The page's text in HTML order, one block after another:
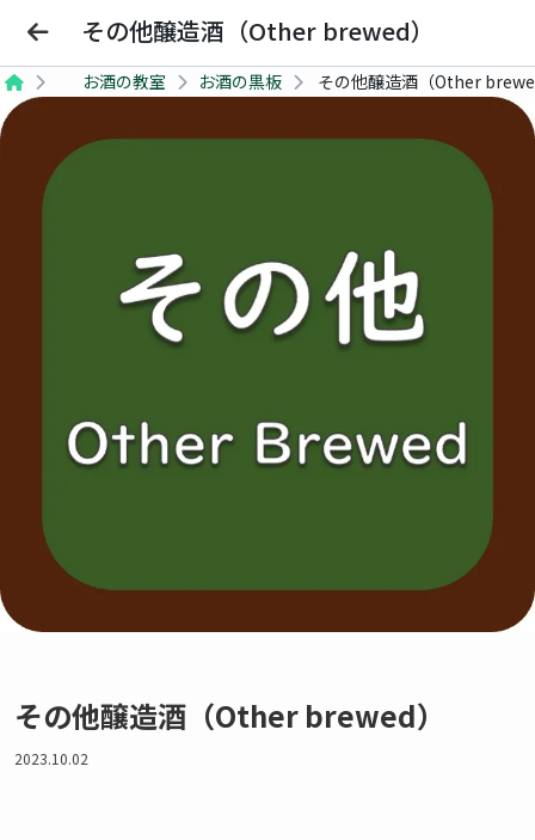
その他醸造酒（Other brewed）
お酒の教室 お酒の黒板 その他醸造酒（Other
その他醸造酒（Other brewed）
2023.10.02
Bars Beginner
Barを探す
お酒の教室
COCKTAIL
お酒の教室
カクテル辞典
私たちについて・想い
お問い合わせ
利用規約